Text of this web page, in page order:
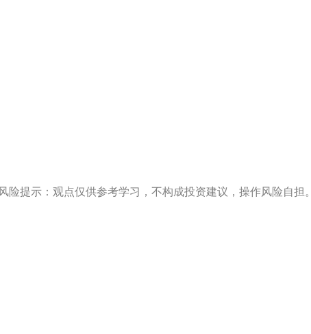
风险提示：观点仅供参考学习，不构成投资建议，操作风险自担。